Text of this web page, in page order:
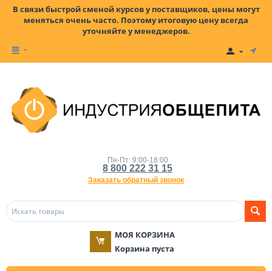
В связи быстрой сменой курсов у поставщиков, цены могут
меняться очень часто. Поэтому итоговую цену всегда
уточняйте у менеджеров.
Пн-Пт: 9:00-18:00
8 800 222 31 15
Заказать обратный звонок
МОЯ КОРЗИНА
Корзина пуста